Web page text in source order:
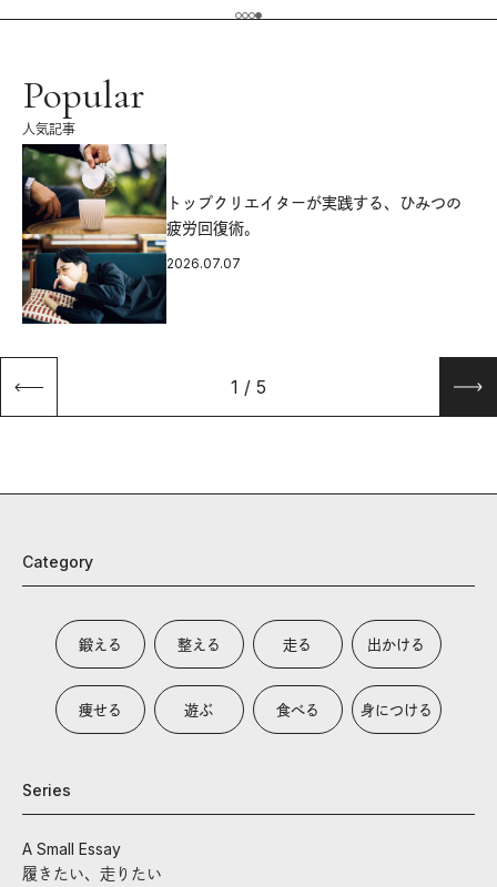
Popular
人気記事
トップクリエイターが実践する、ひみつの
疲労回復術。
2026.07.07
1 / 5
Category
鍛える 整える 走る 出かける
痩せる 遊ぶ 食べる 身につける
Series
A Small Essay
履きたい、走りたい